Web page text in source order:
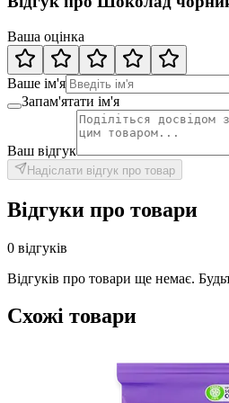
Ваша оцінка
Ваше ім'я
Запам'ятати ім'я
Ваш відгук
Надіслати відгук про товар
Відгуки про товари
0 відгуків
Відгуків про товари ще немає.
Схожі товари